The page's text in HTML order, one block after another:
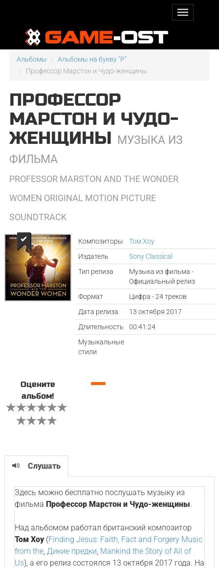
Альбомы
Альбомы на букву "P"
Профессор Марстон и Чудо-женщины
ПРОФЕССОР
МАРСТОН И ЧУДО-
ЖЕНЩИНЫ МУЗЫКА ИЗ
ФИЛЬМА
PROFESSOR MARSTON AND THE WONDER
WOMEN ORIGINAL MOTION PICTURE
SOUNDTRACK
Композиторы
Том Хоу
Издатель
Sony Classical
Тип релиза
Музыка из фильма -
Официальный релиз
Формат
Цифра - 24 треков
Дата релиза
13 октября 2017
Длительность
00:41:24
Музыкальные
стили
Оцените
альбом!
—
Слушать
Здесь можно бесплатно послушать музыку из
фильма Профессор Марстон и Чудо-женщины.
Над альбомом работал британский композитор
Том Хоу(Finding Jesus: Faith, Fact and Forgery Music
from the, Дикие предки, Mankind the Story of All of
Us), а его релиз состоялся 13 октября 2017 года. На